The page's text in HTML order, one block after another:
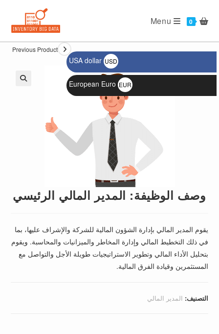
0
Menu
Previous Product
وصف الوظيفة: المدير المالي الرئيسي
يقوم المدير المالي بإدارة الشؤون المالية للشركة والإشراف عليها، بما
في ذلك التخطيط المالي وإدارة المخاطر والميزانيات والمحاسبة. ويقوم
بتحليل الأداء المالي وتطوير الاستراتيجيات طويلة الأجل والتواصل مع
المستثمرين وقيادة الفرق المالية.
التصنيف: المدير المالي
USD
$
EUR
€